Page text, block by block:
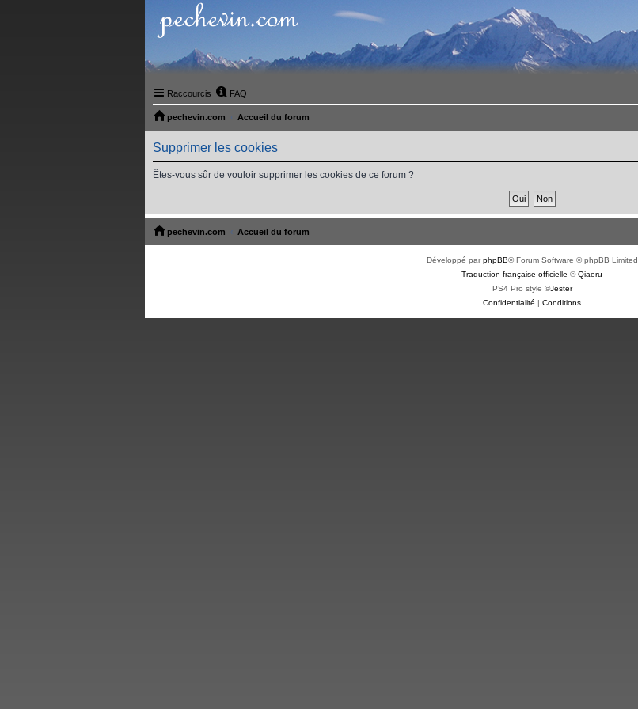
Raccourcis FAQ
pechevin.com Accueil du forum
Supprimer les cookies
Êtes-vous sûr de vouloir supprimer les cookies de ce forum ?
pechevin.com Accueil du forum
Développé parphpBB® Forum Software © phpBB Limited
Traduction française officielle ©Qiaeru
PS4 Pro style ©Jester
Confidentialité | Conditions